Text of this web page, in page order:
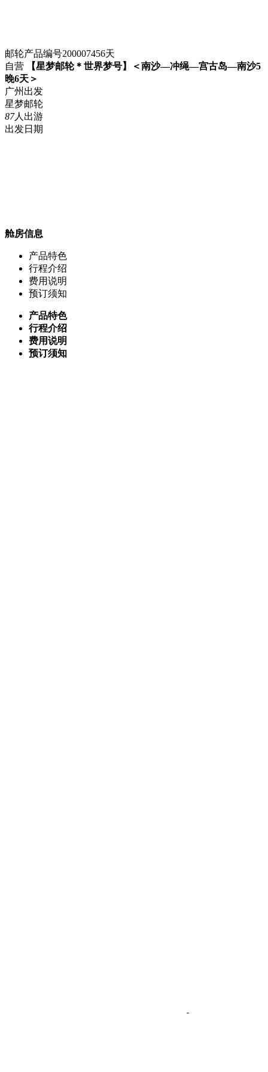
邮轮产品编号200007456天
自营
【星梦邮轮＊世界梦号】＜南沙—冲绳—宫古岛—南沙5
晚6天＞
广州出发
星梦邮轮
87人出游
出发日期
舱房信息
产品特色
行程介绍
费用说明
预订须知
产品特色
行程介绍
费用说明
预订须知